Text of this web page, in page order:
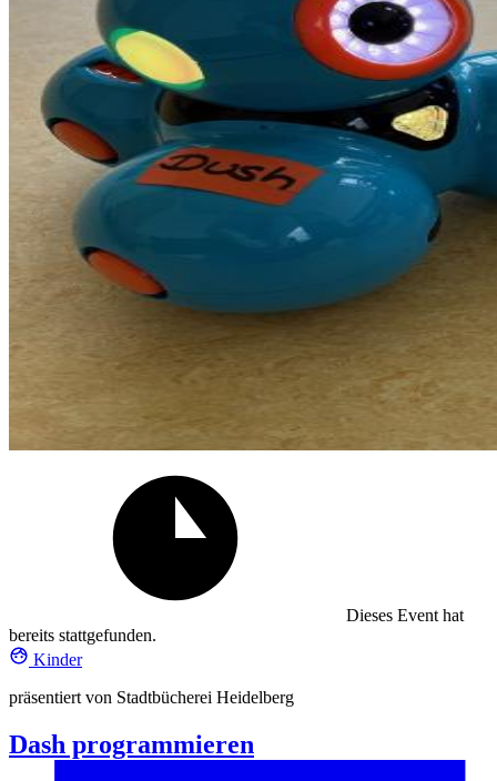
Dieses Event hat
bereits stattgefunden.
Kinder
präsentiert von Stadtbücherei Heidelberg
Dash programmieren